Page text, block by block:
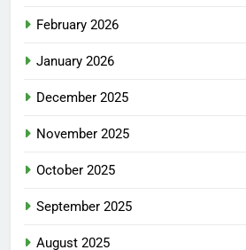
February 2026
January 2026
December 2025
November 2025
October 2025
September 2025
August 2025